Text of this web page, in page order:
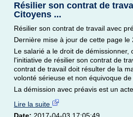
Résilier son contrat de
Citoyens ...
Résilier son contrat de travail avec
Dernière mise à jour de cette page le
Le salarié a le droit de démissionner,
l'initiative de résilier son contrat de
contrat de travail doit résulter de la
volonté sérieuse et non équivoque de
La démission avec préavis est un
Lire la suite